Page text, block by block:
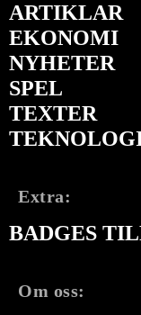
ARTIKLAR
EKONOMI
NYHETER
SPEL
TEXTER
Extra:
BADGES
Om oss: